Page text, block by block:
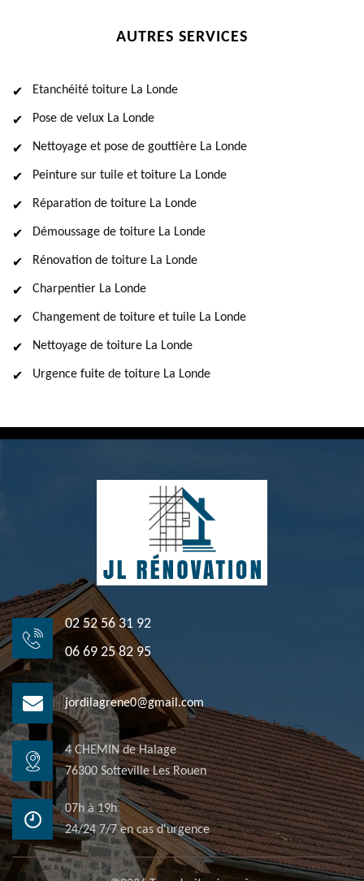
AUTRES SERVICES
Etanchéité toiture La Londe
Pose de velux La Londe
Nettoyage et pose de gouttière La Londe
Peinture sur tuile et toiture La Londe
Réparation de toiture La Londe
Démoussage de toiture La Londe
Rénovation de toiture La Londe
Charpentier La Londe
Changement de toiture et tuile La Londe
Nettoyage de toiture La Londe
Urgence fuite de toiture La Londe
02 52 56 31 92
06 69 25 82 95
jordilagrene0@gmail.com
4 CHEMIN de Halage
76300 Sotteville Les Rouen
07h à 19h
24/24 7/7 en cas d'urgence